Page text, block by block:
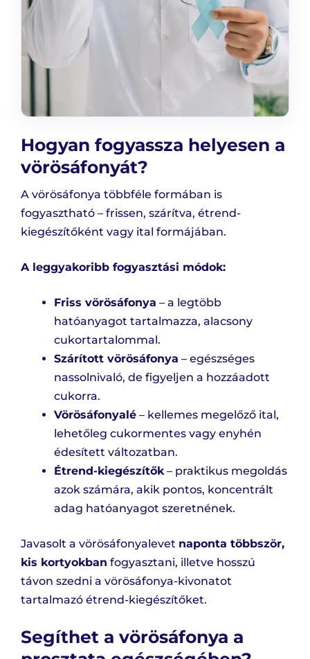
Hogyan fogyassza helyesen a
vörösáfonyát?
A vörösáfonya többféle formában is
fogyasztható – frissen, szárítva, étrend-
kiegészítőként vagy ital formájában.
A leggyakoribb fogyasztási módok:
Friss vörösáfonya – a legtöbb
hatóanyagot tartalmazza, alacsony
cukortartalommal.
Szárított vörösáfonya – egészséges
nassolnivaló, de figyeljen a hozzáadott
cukorra.
Vörösáfonyalé – kellemes megelőző ital,
lehetőleg cukormentes vagy enyhén
édesített változatban.
Étrend-kiegészítők– praktikus megoldás
azok számára, akik pontos, koncentrált
adag hatóanyagot szeretnének.
Javasolt a vörösáfonyalevet naponta többször,
kis kortyokban fogyasztani, illetve hosszú
távon szedni a vörösáfonya-kivonatot
tartalmazó étrend-kiegészítőket.
Segíthet a vörösáfonya a